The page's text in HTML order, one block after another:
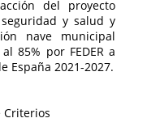
del proyecto
y salud y
nave municipal
85% por FEDER a
España 2021-2027.
Criterios